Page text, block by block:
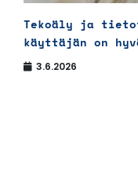
Tekoäly ja
käyttäjän on
3.6.2026